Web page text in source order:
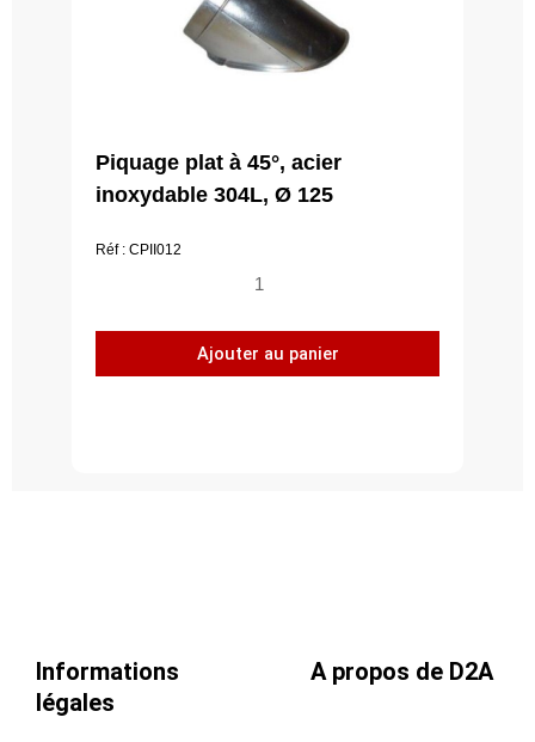
Piquage plat à 45°, acier
inoxydable 304L, Ø 125
Réf : CPII012
quantité
Piquage
plat
Ajouter au panier
Informations
légales
A propos de D2A